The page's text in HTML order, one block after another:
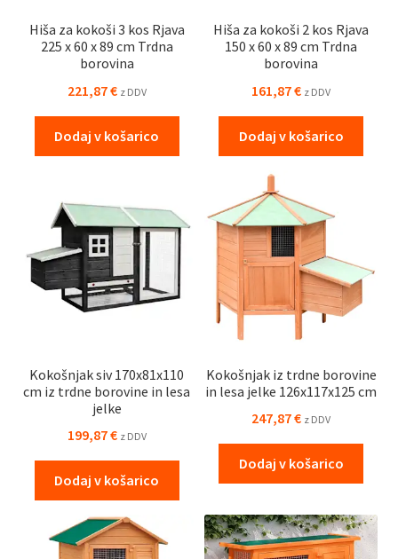
Hiša za kokoši 3 kos Rjava
225 x 60 x 89 cm Trdna
borovina
221,87€ z DDV
Dodaj v košarico
Hiša za kokoši 2 kos Rjava
150 x 60 x 89 cm Trdna
borovina
161,87€ z DDV
Dodaj v košarico
Kokošnjak siv 170x81x110
cm iz trdne borovine in lesa
jelke
199,87€ z DDV
Dodaj v košarico
Kokošnjak iz trdne borovine
in lesa jelke 126x117x125 cm
247,87€ z DDV
Dodaj v košarico